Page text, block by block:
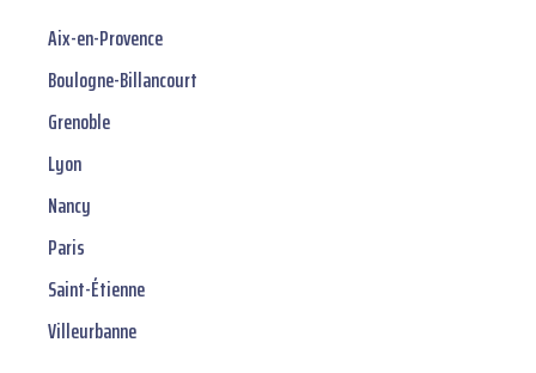
Aix-en-Provence
Boulogne-Billancourt
Grenoble
Lyon
Nancy
Paris
Saint-Étienne
Villeurbanne